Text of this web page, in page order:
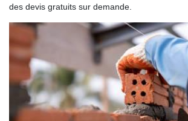
des devis gratuits sur demande.